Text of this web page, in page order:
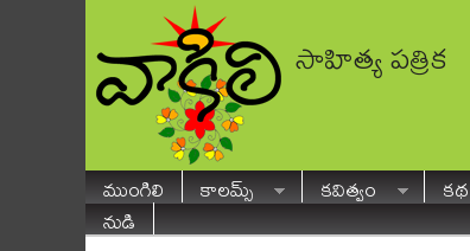
సాహిత్య పత్రిక
ముంగిలి కాలమ్స్ కవిత్వం కథ
నుడి